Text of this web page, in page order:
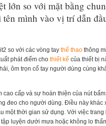
lớn so với mặt bằng
mình vào vị trí dẫn
so với các vòng tay thể thao thông
phát điểm cho thiết kế của thiết bị
ôm trọn cổ tay người dùng cùng
cấp và sự hoàn thiện của nút
đeo cho người dùng. Điều này khác
một thời gian sử dụng. Với việc
luyện dưới mưa hoặc không lo